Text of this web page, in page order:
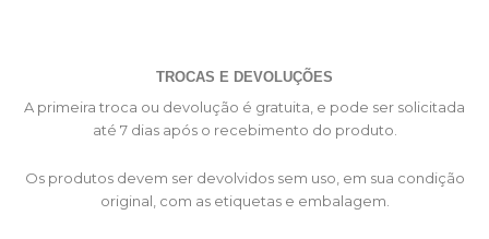
TROCAS E DEVOLUÇÕES
A primeira troca ou devolução é gratuita, e pode ser solicitada
até 7 dias após o recebimento do produto.
Os produtos devem ser devolvidos sem uso, em sua condição
original, com as etiquetas e embalagem.